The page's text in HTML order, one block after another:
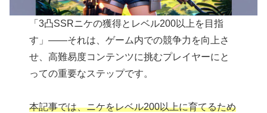
「3凸SSRニケの獲得とレベル200以上を目指
す」――それは、ゲーム内での競争力を向上さ
せ、高難易度コンテンツに挑むプレイヤーにと
っての重要なステップです。
本記事では、ニケ​​をレベル200以上に育てるため